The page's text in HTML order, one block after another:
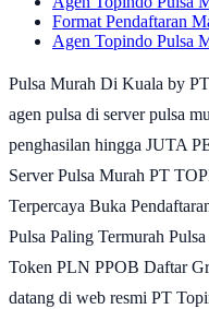
Format Pendaftaran
Agen Topindo Pulsa
Pulsa Murah Di Kuala by
agen pulsa di server pulsa
penghasilan hingga JUTA
Server Pulsa Murah PT
Terpercaya Buka
Pulsa Paling Termurah
Token PLN PPOB Daftar
datang di web resmi PT